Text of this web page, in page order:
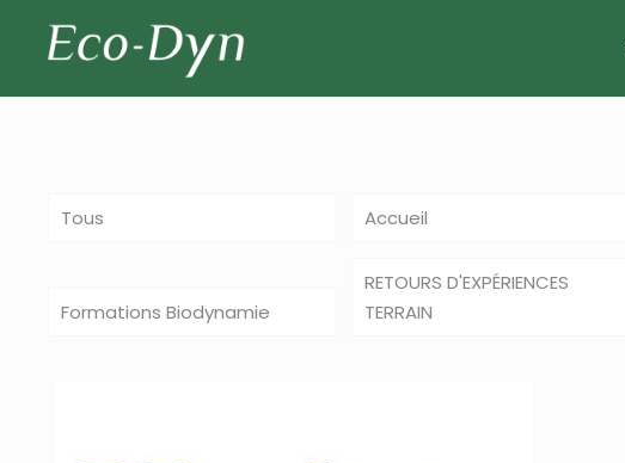
Tous Accueil
Formations Biodynamie
RETOURS D'EXPÉRIENCES
TERRAIN